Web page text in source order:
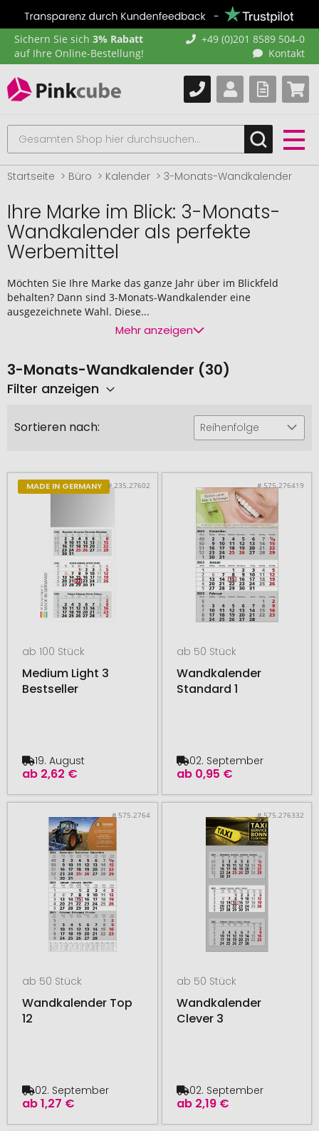
Sichern Sie sich 3% Rabatt
auf Ihre Online-Bestellung!
+49 (0)201 8589 504-0
Kontakt
Startseite Büro Kalender 3-Monats-Wandkalender
Ihre Marke im Blick: 3-Monats-
Wandkalender als perfekte
Werbemittel
Möchten Sie Ihre Marke das ganze Jahr über im Blickfeld
behalten? Dann sind 3-Monats-Wandkalender eine
ausgezeichnete Wahl. Diese...
Mehr anzeigen
3-Monats-Wandkalender (30)
Filter anzeigen
Sortieren nach: Reihenfolge
MADE IN GERMANY # 235.27602
ab 100 Stück
Medium Light 3
Bestseller
ab 2,62 €
19. August
# 575.276419
ab 50 Stück
Wandkalender
Standard 1
ab 0,95 €
02. September
# 575.2764
ab 50 Stück
Wandkalender Top
12
ab1,27 €
02. September
# 575.276332
ab 50 Stück
Wandkalender
Clever 3
ab 2,19 €
02. September